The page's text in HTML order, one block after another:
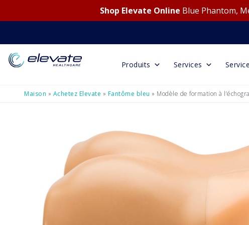
Shop Elevate Online Blue Phantom,
Produits Services
Maison » Achetez Elevate » Fantôme bleu » Modèle de formation à